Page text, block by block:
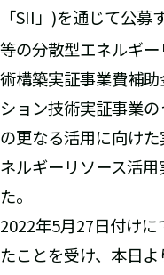
「SII」)を通じて公
等の分散型エネルギー
術構築実証事業費補
ション技術実証事業
の更なる活用に向け
ネルギーリソース活
た。
2022年5月27日付け
たことを受け、本日